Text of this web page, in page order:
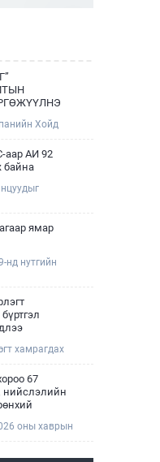
Хойд
асуудал
Жэф
аар АИ 92
байна
ямар
нд нутгийн
бороо
усны
хамрагдах
өдрийг
платформоор
хүлээн
хамруулах
дараах
67
нийслэлийн
оны хаврын